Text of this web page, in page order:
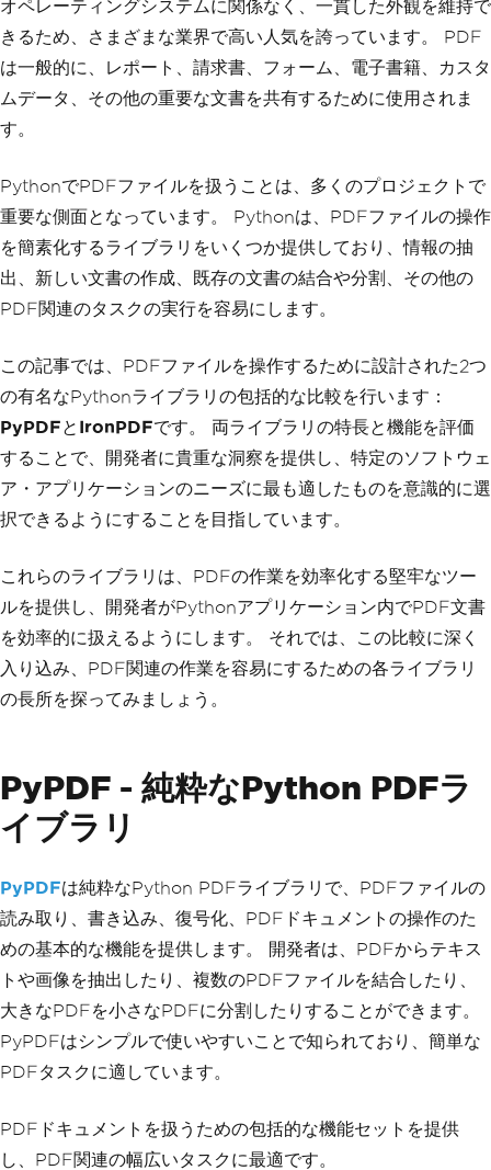
オペレーティングシステムに関係なく、一貫した外観を維持で
きるため、さまざまな業界で高い人気を誇っています。 PDF
は一般的に、レポート、請求書、フォーム、電子書籍、カスタ
ムデータ、その他の重要な文書を共有するために使用されま
す。
PythonでPDFファイルを扱うことは、多くのプロジェクトで
重要な側面となっています。 Pythonは、PDFファイルの操作
を簡素化するライブラリをいくつか提供しており、情報の抽
出、新しい文書の作成、既存の文書の結合や分割、その他の
PDF関連のタスクの実行を容易にします。
この記事では、PDFファイルを操作するために設計された2つ
の有名なPythonライブラリの包括的な比較を行います：
PyPDFと IronPDFです。 両ライブラリの特長と機能を評価
することで、開発者に貴重な洞察を提供し、特定のソフトウェ
ア・アプリケーションのニーズに最も適したものを意識的に選
択できるようにすることを目指しています。
これらのライブラリは、PDFの作業を効率化する堅牢なツー
ルを提供し、開発者がPythonアプリケーション内でPDF文書
を効率的に扱えるようにします。 それでは、この比較に深く
入り込み、PDF関連の作業を容易にするための各ライブラリ
の長所を探ってみましょう。
PyPDF - 純粋なPython PDFラ
イブラリ
PyPDFは純粋なPython PDFライブラリで、PDFファイルの
読み取り、書き込み、復号化、PDFドキュメントの操作のた
めの基本的な機能を提供します。 開発者は、PDFからテキス
トや画像を抽出したり、複数のPDFファイルを結合したり、
大きなPDFを小さなPDFに分割したりすることができます。
PyPDFはシンプルで使いやすいことで知られており、簡単な
PDFタスクに適しています。
PDFドキュメントを扱うための包括的な機能セットを提供
し、PDF関連の幅広いタスクに最適です。